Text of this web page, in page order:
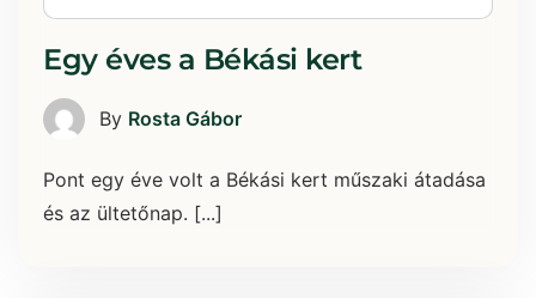
Egy éves a Békási kert
By Rosta Gábor
Pont egy éve volt a Békási kert műszaki átadása
és az ültetőnap. [...]